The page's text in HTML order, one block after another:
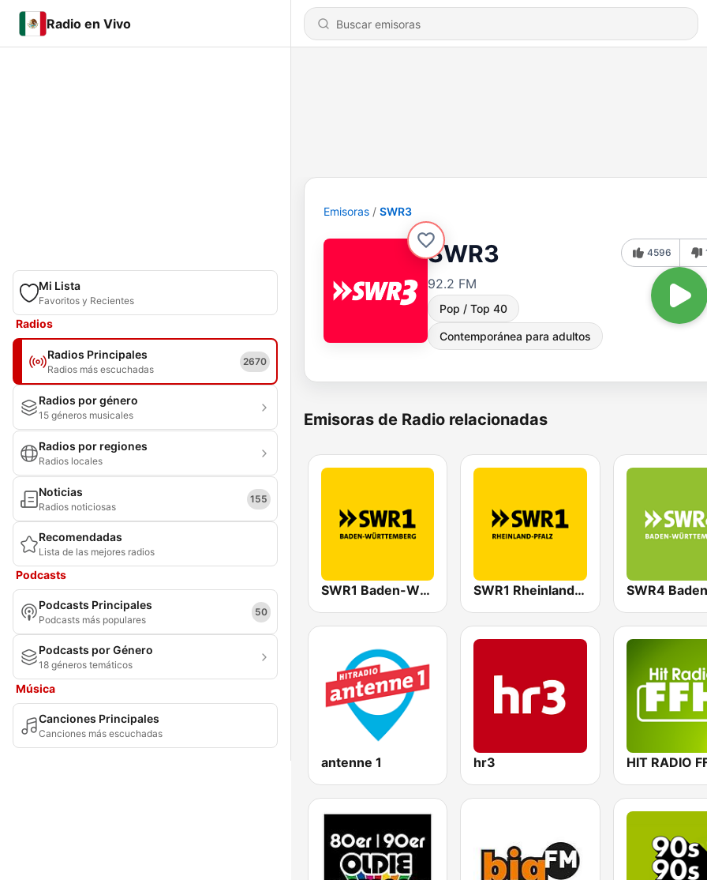
Radio en Vivo
Mi Lista
Favoritos y Recientes
Radios
Radios Principales
Radios más escuchadas
2670
Radios por género
15 géneros musicales
Radios por regiones
Radios locales
Noticias
Radios noticiosas
155
Recomendadas
Lista de las mejores radios
Podcasts
Podcasts Principales
Podcasts más populares
50
Podcasts por Género
18 géneros temáticos
Música
Canciones Principales
Canciones más escuchadas
Emisoras SWR3
SWR3
92.2 FM
Pop / Top 40
Contemporánea para adultos
4596
Emisoras de Radio relacionadas
SWR1 Baden-Württemberg SWR1 Rheinland-Pfalz
antenne 1 hr3 HIT RADIO